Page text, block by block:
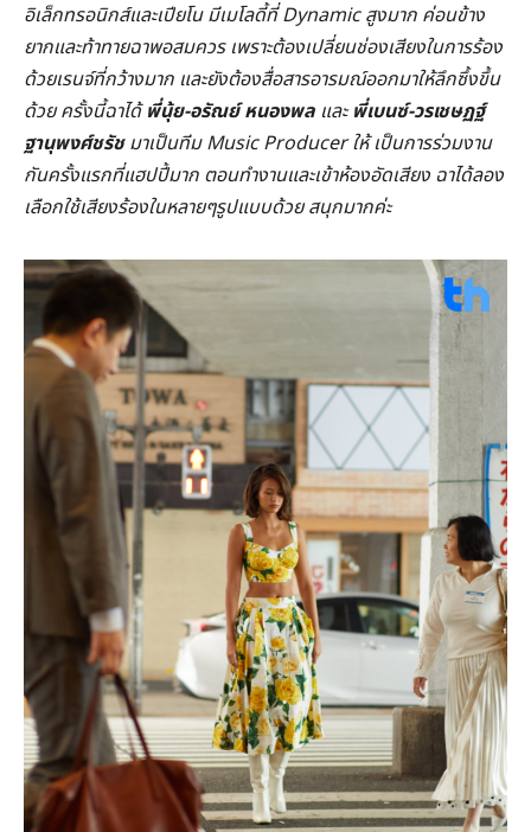
อิเล็กทรอนิกส์และเปียโน มีเมโลดี้ที่ Dynamic สูงมาก ค่อนข้าง
ยากและท้าทายฉาพอสมควร เพราะต้องเปลี่ยนช่องเสียงในการร้อง
ด้วยเรนจ์ที่กว้างมาก และยังต้องสื่อสารอารมณ์ออกมาให้ลึกซึ้งขึ้น
ด้วย ครั้งนี้ฉาได้พี่นุ้ย-อรัณย์ หนองพล และพี่เบนซ์-วรเชษฏฐ์
ฐานุพงศ์ชรัชมาเป็นทีม Music Producer ให้ เป็นการร่วมงาน
กันครั้งแรกที่แฮปปี้มาก ตอนทำงานและเข้าห้องอัดเสียง ฉาได้ลอง
เลือกใช้เสียงร้องในหลายๆรูปแบบด้วย สนุกมากค่ะ